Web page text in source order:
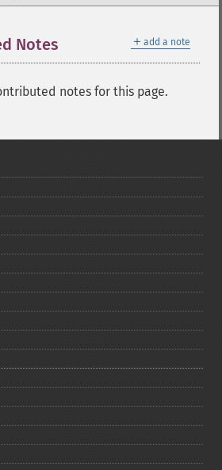
＋ add a note
Notes
notes for this page.